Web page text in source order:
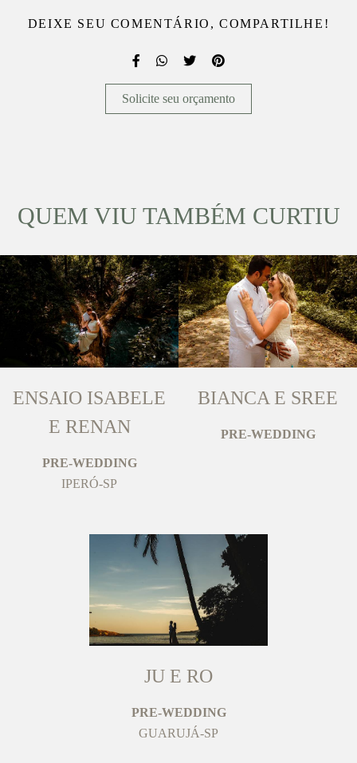
DEIXE SEU COMENTÁRIO, COMPARTILHE!
Solicite seu orçamento
QUEM VIU TAMBÉM CURTIU
ENSAIO ISABELE
E RENAN
PRE-WEDDING
IPERÓ-SP
BIANCA E SREE
PRE-WEDDING
JU E RO
PRE-WEDDING
GUARUJÁ-SP